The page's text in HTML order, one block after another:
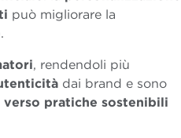
può migliorare la
, rendendoli più
à dai brand e sono
pratiche sostenibili